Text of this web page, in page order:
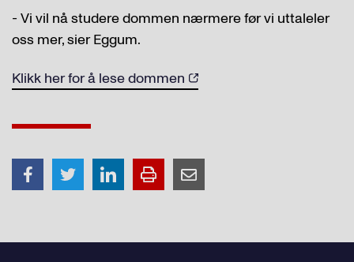
- Vi vil nå studere dommen nærmere før vi uttaleler
oss mer, sier Eggum.
Klikk her for å lese dommen